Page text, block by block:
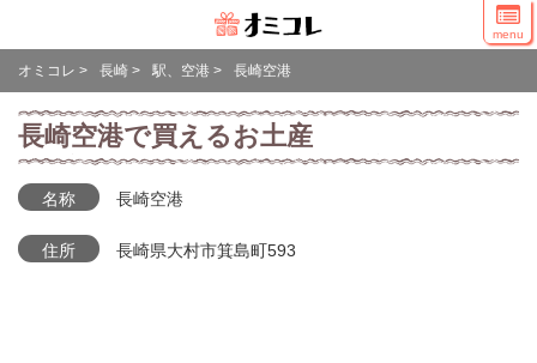
menu
オミコレ > 長崎 > 駅、空港 > 長崎空港
長崎空港で買えるお土産
名称 長崎空港
住所 長崎県大村市箕島町593